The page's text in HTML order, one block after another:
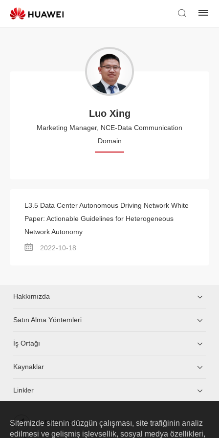
Luo Xing
Marketing Manager, NCE-Data Communication
Domain
L3.5 Data Center Autonomous Driving Network White
Paper: Actionable Guidelines for Heterogeneous
Network Autonomy
2022-10-18
Hakkımızda
Satın Alma Yöntemleri
İş Ortağı
Kaynaklar
Linkler
HUAWEI eKit App
Sitemizde sitenin düzgün çalışması, site trafiğinin analiz
edilmesi ve gelişmiş işlevsellik, sosyal medya özellikleri,